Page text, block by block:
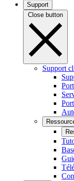
Support
Close button
Support